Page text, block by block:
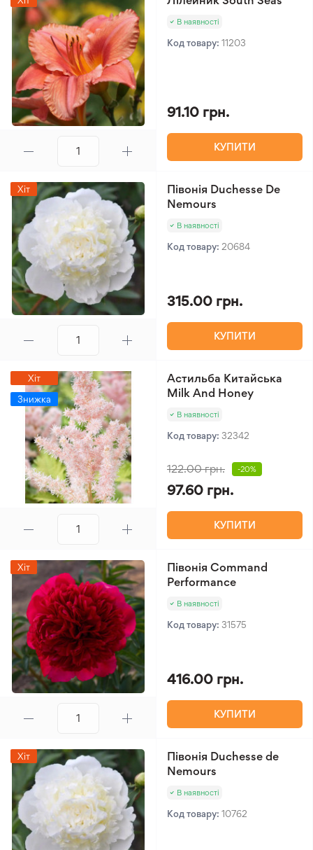
В наявності
Код товару: 11203
91.10 грн.
КУПИТИ
Хіт
Півонія Duchesse De
Nemours
В наявності
Код товару: 20684
315.00 грн.
КУПИТИ
Хіт
Знижка
Астильба Китайська
Milk And Honey
В наявності
Код товару: 32342
122.00 грн. -20%
97.60 грн.
КУПИТИ
Хіт
Півонія Command
Performance
В наявності
Код товару: 31575
416.00 грн.
КУПИТИ
Хіт
Півонія Duchesse de
Nemours
В наявності
Код товару: 10762